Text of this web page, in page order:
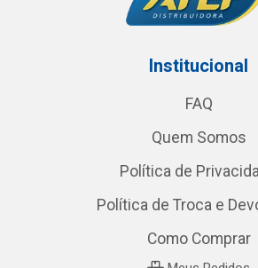
Institucional
FAQ
Quem Somos
Política de
Política de Troca e
Como Comprar